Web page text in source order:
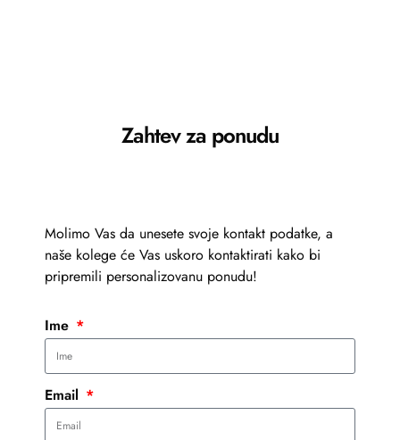
Zahtev za ponudu
Molimo Vas da unesete svoje kontakt podatke, a
naše kolege će Vas uskoro kontaktirati kako bi
pripremili personalizovanu ponudu!
Ime
Email